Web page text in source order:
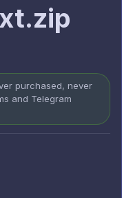
purchased, never
and Telegram